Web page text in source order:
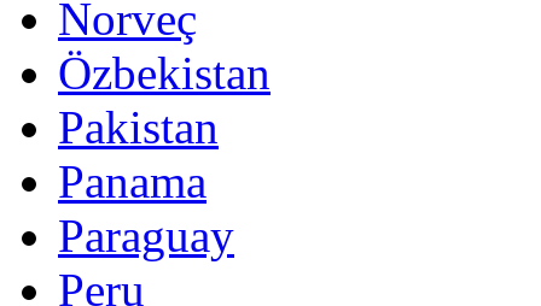
Norveç
Özbekistan
Pakistan
Panama
Paraguay
Peru